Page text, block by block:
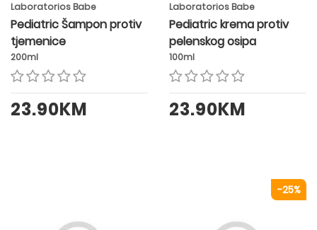
Laboratorios Babe
Pediatric Šampon protiv
tjemenice
200ml
23.90KM
Laboratorios Babe
Pediatric krema protiv
pelenskog osipa
100ml
23.90KM
-25%